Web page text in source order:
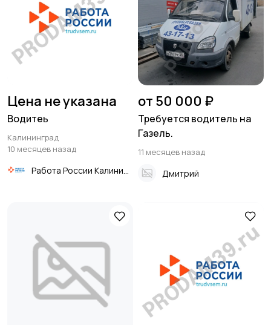
Цена не указана
Водитеь
Калининград
10 месяцев назад
от 50 000 ₽
Требуется водитель на
Газель.
11 месяцев назад
Дмитрий